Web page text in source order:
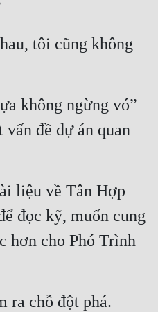
tôi cũng không
không ngừng vó”
đề dự án quan
liệu về Tân Hợp
đọc kỹ, muốn cung
hơn cho Phó Trình
ra chỗ đột phá.